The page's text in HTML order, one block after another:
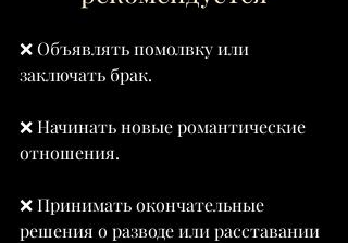
❌ Объявлять помолвку или
заключать брак.
❌ Начинать новые романтические
отношения.
❌ Принимать окончательные
решения о разводе или расставании